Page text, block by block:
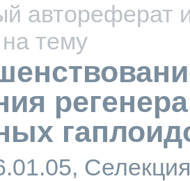
автореферат
на тему